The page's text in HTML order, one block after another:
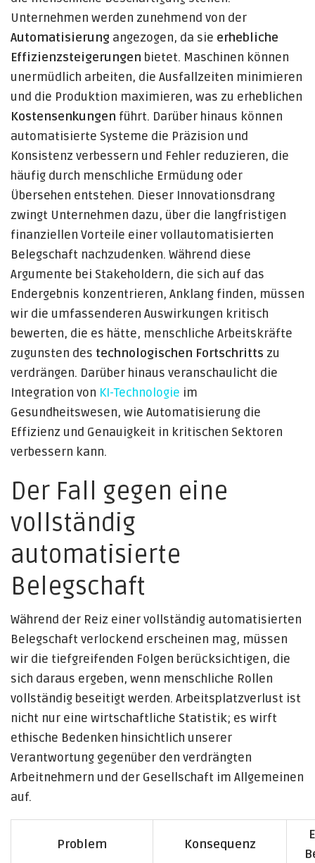
Unternehmen werden zunehmend von der
Automatisierung angezogen, da sie erhebliche
Effizienzsteigerungen bietet. Maschinen können
unermüdlich arbeiten, die Ausfallzeiten minimieren
und die Produktion maximieren, was zu erheblichen
Kostensenkungen führt. Darüber hinaus können
automatisierte Systeme die Präzision und
Konsistenz verbessern und Fehler reduzieren, die
häufig durch menschliche Ermüdung oder
Übersehen entstehen. Dieser Innovationsdrang
zwingt Unternehmen dazu, über die langfristigen
finanziellen Vorteile einer vollautomatisierten
Belegschaft nachzudenken. Während diese
Argumente bei Stakeholdern, die sich auf das
Endergebnis konzentrieren, Anklang finden, müssen
wir die umfassenderen Auswirkungen kritisch
bewerten, die es hätte, menschliche Arbeitskräfte
zugunsten des technologischen Fortschritts zu
verdrängen. Darüber hinaus veranschaulicht die
Integration von KI-Technologie im
Gesundheitswesen, wie Automatisierung die
Effizienz und Genauigkeit in kritischen Sektoren
verbessern kann.
Der Fall gegen eine
vollständig
automatisierte
Belegschaft
Während der Reiz einer vollständig automatisierten
Belegschaft verlockend erscheinen mag, müssen
wir die tiefgreifenden Folgen berücksichtigen, die
sich daraus ergeben, wenn menschliche Rollen
vollständig beseitigt werden. Arbeitsplatzverlust ist
nicht nur eine wirtschaftliche Statistik; es wirft
ethische Bedenken hinsichtlich unserer
Verantwortung gegenüber den verdrängten
Arbeitnehmern und der Gesellschaft im Allgemeinen
auf.
Problem Konsequenz